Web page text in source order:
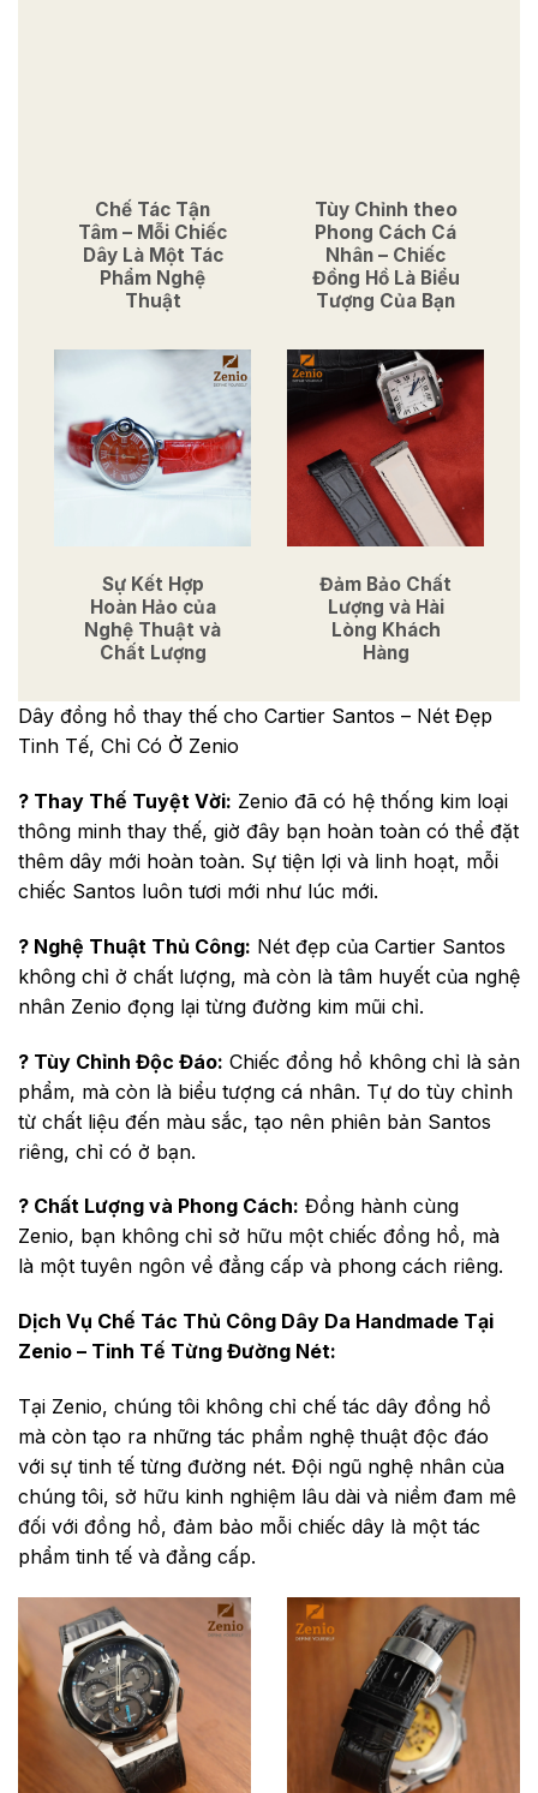
Chế Tác Tận
Tâm – Mỗi Chiếc
Dây Là Một Tác
Phẩm Nghệ
Thuật
Tùy Chỉnh theo
Phong Cách Cá
Nhân – Chiếc
Đồng Hồ Là Biểu
Tượng Của Bạn
Sự Kết Hợp
Hoàn Hảo của
Nghệ Thuật và
Chất Lượng
Đảm Bảo Chất
Lượng và Hài
Lòng Khách
Hàng
Dây đồng hồ thay thế cho Cartier Santos – Nét Đẹp
Tinh Tế, Chỉ Có Ở Zenio
?️ Thay Thế Tuyệt Vời: Zenio đã có hệ thống kim loại
thông minh thay thế, giờ đây bạn hoàn toàn có thể đặt
thêm dây mới hoàn toàn. Sự tiện lợi và linh hoạt, mỗi
chiếc Santos luôn tươi mới như lúc mới.
? Nghệ Thuật Thủ Công: Nét đẹp của Cartier Santos
không chỉ ở chất lượng, mà còn là tâm huyết của nghệ
nhân Zenio đọng lại từng đường kim mũi chỉ.
? Tùy Chỉnh Độc Đáo: Chiếc đồng hồ không chỉ là sản
phẩm, mà còn là biểu tượng cá nhân. Tự do tùy chỉnh
từ chất liệu đến màu sắc, tạo nên phiên bản Santos
riêng, chỉ có ở bạn.
? Chất Lượng và Phong Cách: Đồng hành cùng
Zenio, bạn không chỉ sở hữu một chiếc đồng hồ, mà
là một tuyên ngôn về đẳng cấp và phong cách riêng.
Dịch Vụ Chế Tác Thủ Công Dây Da Handmade Tại
Zenio – Tinh Tế Từng Đường Nét:
Tại Zenio, chúng tôi không chỉ chế tác dây đồng hồ
mà còn tạo ra những tác phẩm nghệ thuật độc đáo
với sự tinh tế từng đường nét. Đội ngũ nghệ nhân của
chúng tôi, sở hữu kinh nghiệm lâu dài và niềm đam mê
đối với đồng hồ, đảm bảo mỗi chiếc dây là một tác
phẩm tinh tế và đẳng cấp.